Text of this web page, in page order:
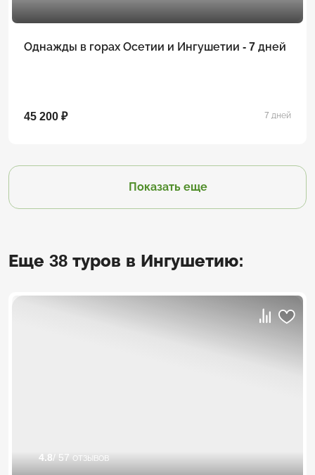
Однажды в горах Осетии и Ингушетии - 7 дней
45 200 ₽ 7 дней
Показать еще
Еще 38 туров в Ингушетию:
4.8/ 57 отзывов